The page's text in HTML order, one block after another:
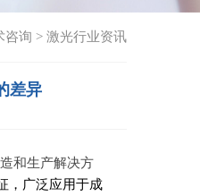
咨询 > 激光行业资讯
差异
和生产解决方
，广泛应用于成